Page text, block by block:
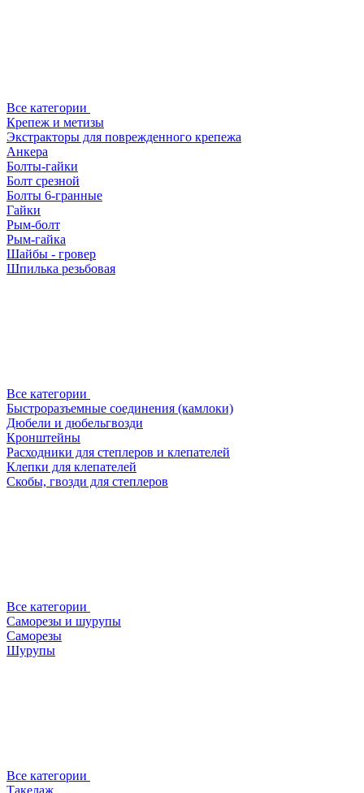
Все категории
Крепеж и метизы
Экстракторы для поврежденного крепежа
Анкера
Болты-гайки
Болт срезной
Болты 6-гранные
Гайки
Рым-болт
Рым-гайка
Шайбы - гровер
Шпилька резьбовая
Все категории
Быстроразъемные соединения (камлоки)
Дюбели и дюбельгвозди
Кронштейны
Расходники для степлеров и клепателей
Клепки для клепателей
Скобы, гвозди для степлеров
Все категории
Саморезы и шурупы
Саморезы
Шурупы
Все категории
Такелаж